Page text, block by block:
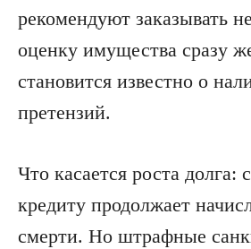
рекомендуют заказывать
оценку имущества сразу
становится известно о
претензий.
Что касается роста долга:
кредиту продолжает
смерти. Но штрафные